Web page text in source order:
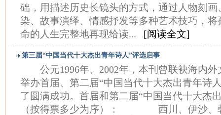
础，用描述历史长镜头的方式，通过人物刻
染、故事演绎、情感抒发等多种艺术技巧，
命的人生完整地再现给读... [阅读全文]
第三届“中国当代十大杰出青年诗人”评选启事
公元1996年、2002年，本刊曾联袂海内外
举办首届、第二届“中国当代十大杰出青年诗
了圆满成功。首届和第二届“中国当代十大杰
（按得票多少为序）： 西川、伊沙、韩